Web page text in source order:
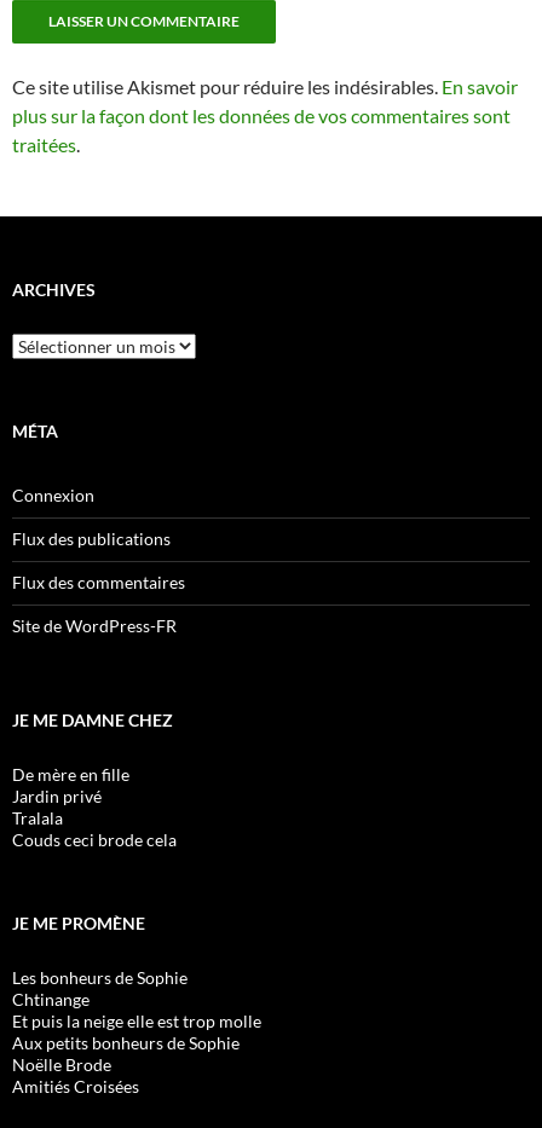
Ce site utilise Akismet pour réduire les indésirables. En savoir
plus sur la façon dont les données de vos commentaires sont
traitées.
ARCHIVES
Archives
MÉTA
Connexion
Flux des publications
Flux des commentaires
Site de WordPress-FR
JE ME DAMNE CHEZ
De mère en fille
Jardin privé
Tralala
Couds ceci brode cela
JE ME PROMÈNE
Les bonheurs de Sophie
Chtinange
Et puis la neige elle est trop molle
Aux petits bonheurs de Sophie
Noëlle Brode
Amitiés Croisées